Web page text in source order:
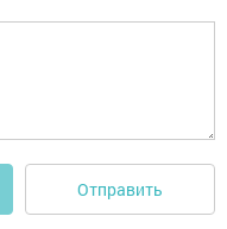
Отправить